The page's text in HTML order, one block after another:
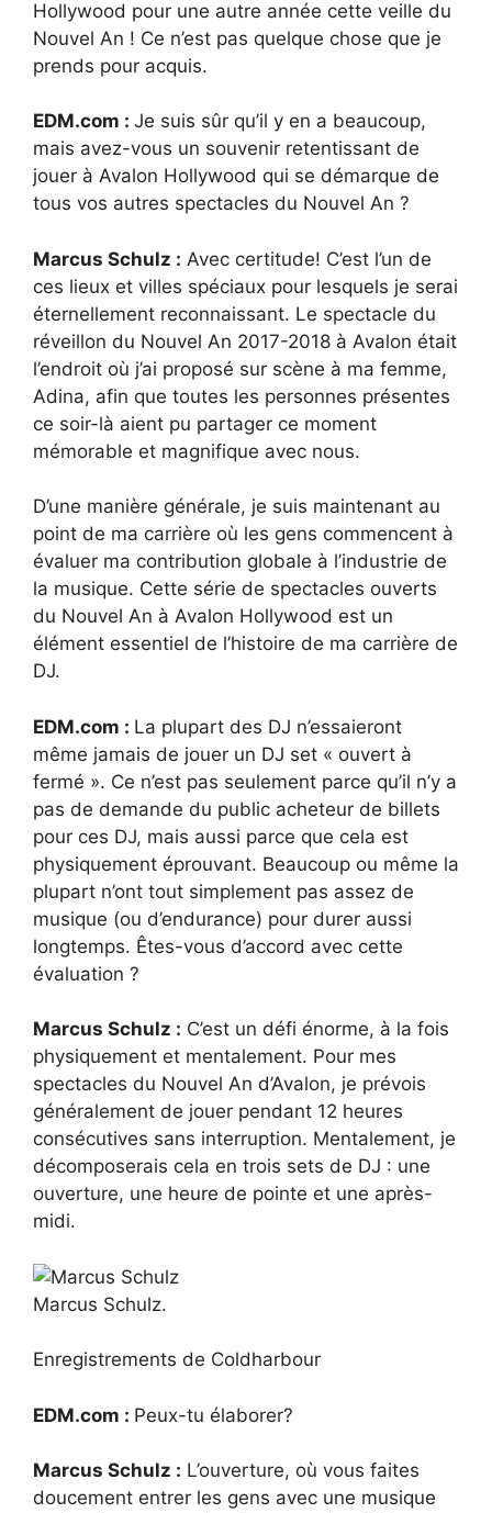
Hollywood pour une autre année cette veille du
Nouvel An ! Ce n’est pas quelque chose que je
prends pour acquis.
EDM.com : Je suis sûr qu’il y en a beaucoup,
mais avez-vous un souvenir retentissant de
jouer à Avalon Hollywood qui se démarque de
tous vos autres spectacles du Nouvel An ?
Marcus Schulz : Avec certitude! C’est l’un de
ces lieux et villes spéciaux pour lesquels je serai
éternellement reconnaissant. Le spectacle du
réveillon du Nouvel An 2017-2018 à Avalon était
l’endroit où j’ai proposé sur scène à ma femme,
Adina, afin que toutes les personnes présentes
ce soir-là aient pu partager ce moment
mémorable et magnifique avec nous.
D’une manière générale, je suis maintenant au
point de ma carrière où les gens commencent à
évaluer ma contribution globale à l’industrie de
la musique. Cette série de spectacles ouverts
du Nouvel An à Avalon Hollywood est un
élément essentiel de l’histoire de ma carrière de
DJ.
EDM.com : La plupart des DJ n’essaieront
même jamais de jouer un DJ set « ouvert à
fermé ». Ce n’est pas seulement parce qu’il n’y a
pas de demande du public acheteur de billets
pour ces DJ, mais aussi parce que cela est
physiquement éprouvant. Beaucoup ou même la
plupart n’ont tout simplement pas assez de
musique (ou d’endurance) pour durer aussi
longtemps. Êtes-vous d’accord avec cette
évaluation ?
Marcus Schulz : C’est un défi énorme, à la fois
physiquement et mentalement. Pour mes
spectacles du Nouvel An d’Avalon, je prévois
généralement de jouer pendant 12 heures
consécutives sans interruption. Mentalement, je
décomposerais cela en trois sets de DJ : une
ouverture, une heure de pointe et une après-
midi.
Marcus Schulz.
Enregistrements de Coldharbour
EDM.com : Peux-tu élaborer?
Marcus Schulz : L’ouverture, où vous faites
doucement entrer les gens avec une musique